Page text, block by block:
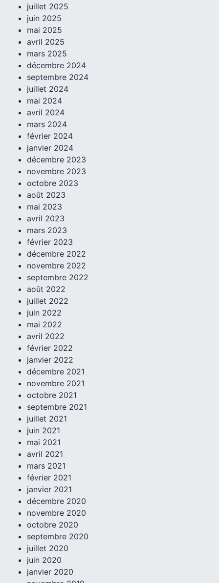
juillet 2025
juin 2025
mai 2025
avril 2025
mars 2025
décembre 2024
septembre 2024
juillet 2024
mai 2024
avril 2024
mars 2024
février 2024
janvier 2024
décembre 2023
novembre 2023
octobre 2023
août 2023
mai 2023
avril 2023
mars 2023
février 2023
décembre 2022
novembre 2022
septembre 2022
août 2022
juillet 2022
juin 2022
mai 2022
avril 2022
février 2022
janvier 2022
décembre 2021
novembre 2021
octobre 2021
septembre 2021
juillet 2021
juin 2021
mai 2021
avril 2021
mars 2021
février 2021
janvier 2021
décembre 2020
novembre 2020
octobre 2020
septembre 2020
juillet 2020
juin 2020
janvier 2020